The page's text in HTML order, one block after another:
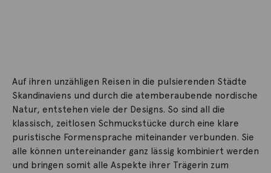
Auf ihren unzähligen Reisen in die pulsierenden Städte
Skandinaviens und durch die atemberaubende nordische
Natur, entstehen viele der Designs. So sind all die
klassisch, zeitlosen Schmuckstücke durch eine klare
puristische Formensprache miteinander verbunden. Sie
alle können untereinander ganz lässig kombiniert werden
und bringen somit alle Aspekte ihrer Trägerin zum